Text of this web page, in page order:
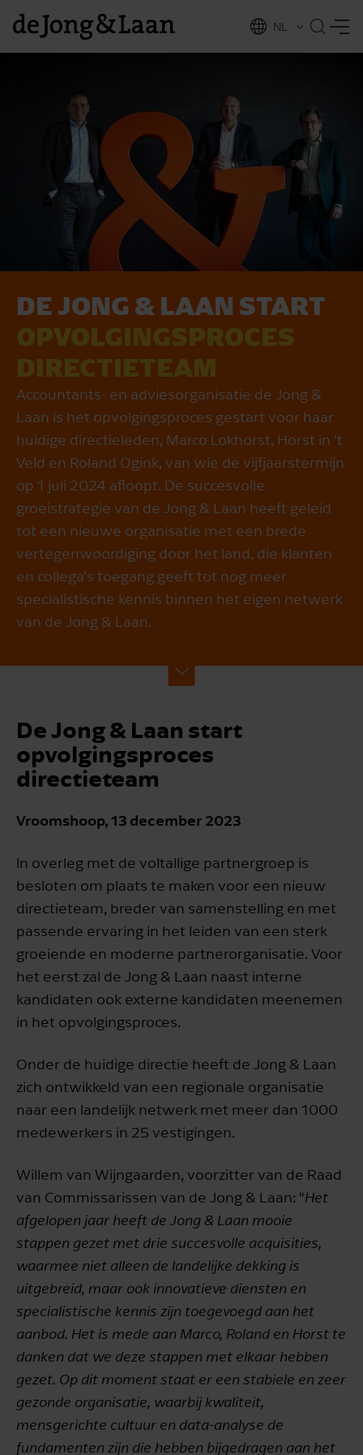
EN
NL
DE JONG & LAAN START
OPVOLGINGS­PROCES
DIRECTIE­TEAM
Accountants- en adviesorganisatie de Jong &
Laan is het opvolgingsproces gestart voor haar
huidige directieleden, Marco Lokhorst, Horst in ’t
Veld en Roland Ogink, van wie de vijfjaarstermijn
op 1 juli 2024 afloopt. De succesvolle
groeistrategie van de Jong & Laan heeft geleid
tot een nieuwe organisatie met een brede
vertegenwoordiging door het land, die klanten
en collega’s toegang geeft tot nog meer
specialistische kennis binnen het eigen netwerk
van de Jong & Laan.
De Jong & Laan start
opvolgingsproces
directieteam
Vroomshoop, 13 december 2023
In overleg met de voltallige partnergroep is
besloten om plaats te maken voor een nieuw
directieteam, breder van samenstelling en met
passende ervaring in het leiden van een sterk
groeiende en moderne partnerorganisatie. Voor
het eerst zal de Jong & Laan naast interne
kandidaten ook externe kandidaten meenemen
in het opvolgingsproces.
Onder de huidige directie heeft de Jong & Laan
zich ontwikkeld van een regionale organisatie
naar een landelijk netwerk met meer dan 1000
medewerkers in 25 vestigingen.
Willem van Wijngaarden, voorzitter van de Raad
van Commissarissen van de Jong & Laan: "Het
afgelopen jaar heeft de Jong & Laan mooie
stappen gezet met drie succesvolle acquisities,
waarmee niet alleen de landelijke dekking is
uitgebreid, maar ook innovatieve diensten en
specialistische kennis zijn toegevoegd aan het
aanbod. Het is mede aan Marco, Roland en Horst te
danken dat we deze stappen met elkaar hebben
gezet. Op dit moment staat er een stabiele en zeer
gezonde organisatie, waarbij kwaliteit,
mensgerichte cultuur en data-analyse de
fundamenten zijn die hebben bijgedragen aan het